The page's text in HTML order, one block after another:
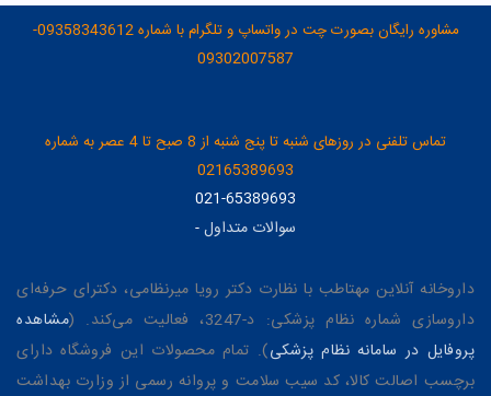
مشاوره رایگان بصورت چت در واتساپ و تلگرام با شماره 09358343612-
09302007587
تماس تلفنی در روزهای شنبه تا پنج شنبه از 8 صبح تا 4 عصر به شماره
02165389693
021-65389693
سوالات متداول-
داروخانه آنلاین مهتاطب با نظارت دکتر رویا میرنظامی، دکترای حرفه‌ای
داروسازی شماره نظام پزشکی: د-3247، فعالیت می‌کند. (
مشاهده
پروفایل در سامانه نظام پزشکی). تمام محصولات این فروشگاه دارای
برچسب اصالت کالا، کد سیب سلامت و پروانه رسمی از وزارت بهداشت